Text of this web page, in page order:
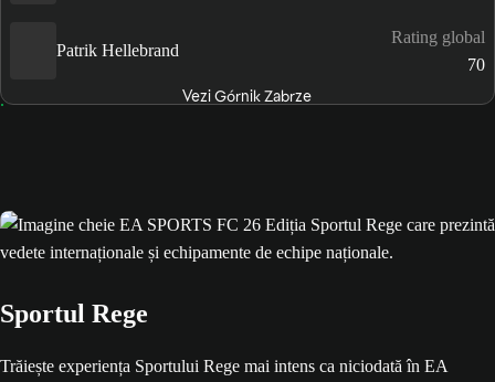
Patrik Hellebrand
Rating global
70
Vezi Górnik Zabrze
Sportul Rege
Trăiește experiența Sportului Rege mai intens ca niciodată în EA